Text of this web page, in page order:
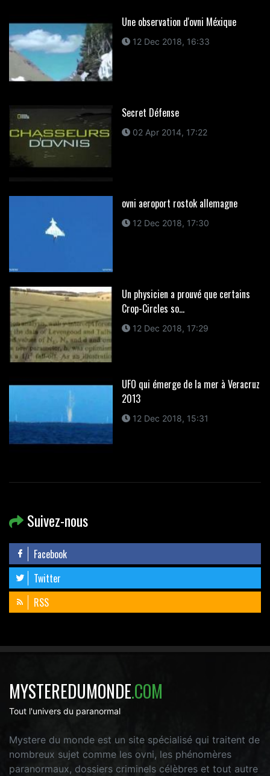
Une observation d'ovni Méxique
12 Dec 2018, 16:33
Secret Défense
02 Apr 2014, 17:22
ovni aeroport rostok allemagne
12 Dec 2018, 17:30
Un physicien a prouvé que certains
Crop-Circles so...
12 Dec 2018, 17:29
UFO qui émerge de la mer à Veracruz
2013
12 Dec 2018, 15:31
Suivez-nous
Facebook
Twitter
RSS
MYSTEREDUMONDE.COM
Tout l'univers du paranormal
Mystere du monde est un site spécialisé qui traitent de
nombreux sujet comme les ovni, les phénomères
paranormaux, dossiers criminels célèbres et tout autre